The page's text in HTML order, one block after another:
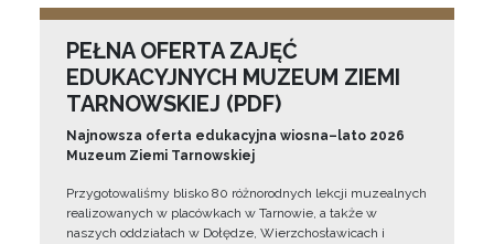
PEŁNA OFERTA ZAJĘĆ
EDUKACYJNYCH MUZEUM ZIEMI
TARNOWSKIEJ (PDF)
Najnowsza oferta edukacyjna wiosna–lato 2026
Muzeum Ziemi Tarnowskiej
Przygotowaliśmy blisko 80 różnorodnych lekcji muzealnych
realizowanych w placówkach w Tarnowie, a także w
naszych oddziałach w Dołędze, Wierzchosławicach i